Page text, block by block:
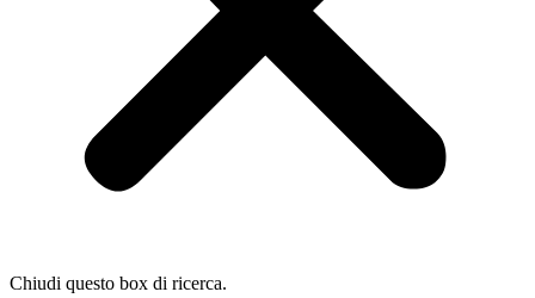
Chiudi questo box di ricerca.